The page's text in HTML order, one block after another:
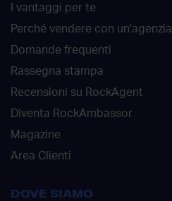
I vantaggi per te
Perché vendere con un'agenzia
Domande frequenti
Rassegna stampa
Recensioni su RockAgent
Diventa RockAmbassor
Magazine
Area Clienti
DOVE SIAMO